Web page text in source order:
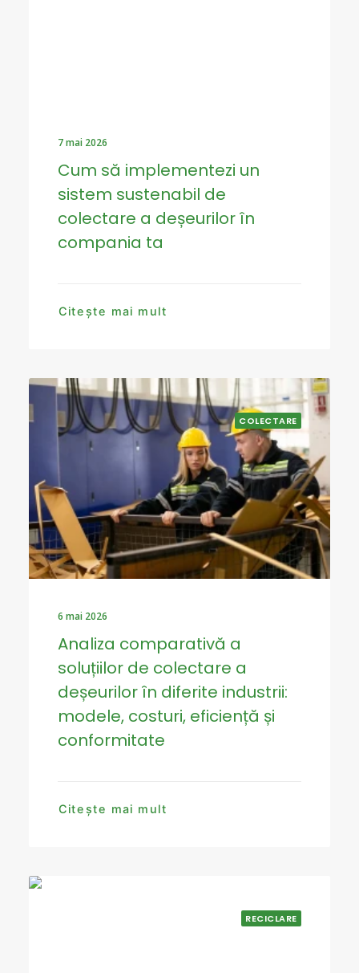
7 mai 2026
Cum să implementezi un
sistem sustenabil de
colectare a deșeurilor în
compania ta
Citește mai mult
COLECTARE
6 mai 2026
Analiza comparativă a
soluțiilor de colectare a
deșeurilor în diferite industrii:
modele, costuri, eficiență și
conformitate
Citește mai mult
RECICLARE